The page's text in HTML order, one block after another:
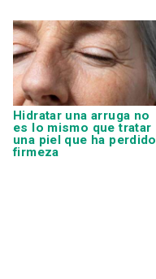
Hidratar una arruga no
es lo mismo que tratar
una piel que ha perdido
firmeza